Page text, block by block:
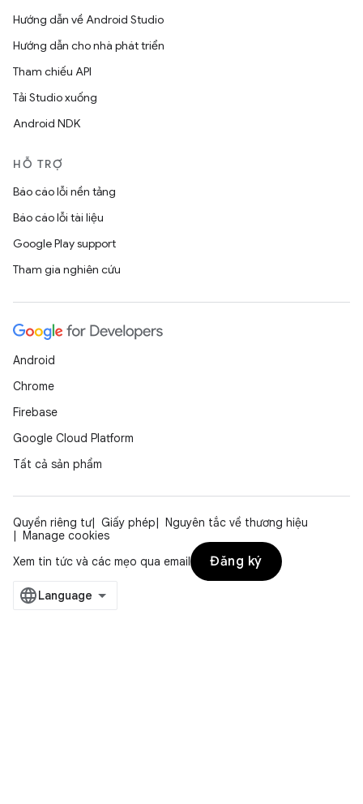
Hướng dẫn về Android Studio
Hướng dẫn cho nhà phát triển
Tham chiếu API
Tải Studio xuống
Android NDK
HỖ TRỢ
Báo cáo lỗi nền tảng
Báo cáo lỗi tài liệu
Google Play support
Tham gia nghiên cứu
Android
Chrome
Firebase
Google Cloud Platform
Tất cả sản phẩm
Quyền riêng tư Giấy phép
Nguyên tắc về thương hiệu
Manage cookies
Xem tin tức và các mẹo qua email
Đăng ký